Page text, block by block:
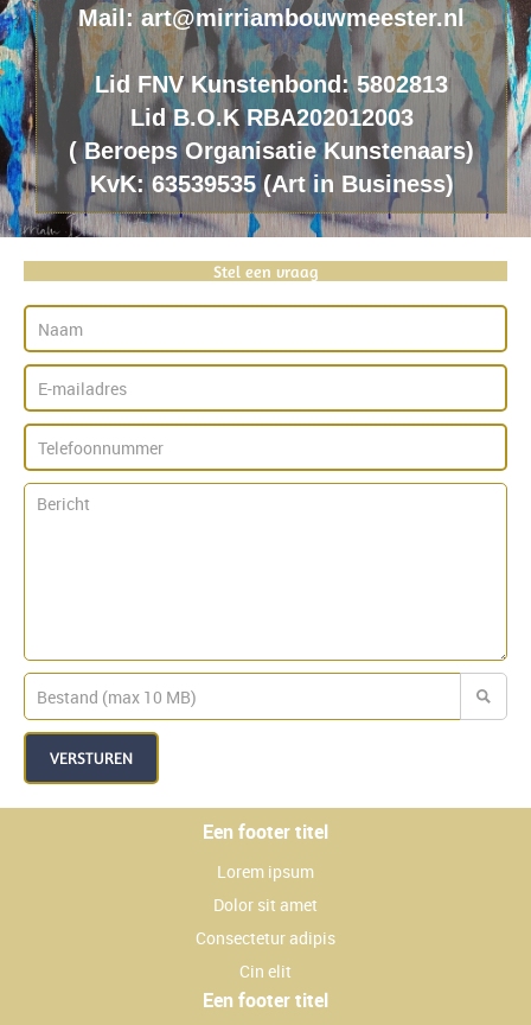
Mail: art@mirriambouwmeester.nl
Lid FNV Kunstenbond: 5802813
Lid B.O.K RBA202012003
(BeroepsOrganisatieKunstenaars)
KvK: 63539535 (Art in Business)
Stel een vraag
VERSTUREN
Een footer titel
Lorem ipsum
Dolor sit amet
Consectetur adipis
Cin elit
Een footer titel